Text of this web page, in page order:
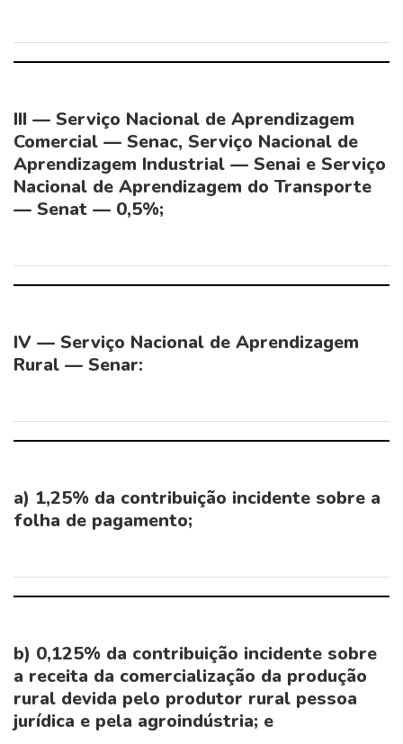
III — Serviço Nacional de Aprendizagem
Comercial — Senac, Serviço Nacional de
Aprendizagem Industrial — Senai e Serviço
Nacional de Aprendizagem do Transporte
— Senat — 0,5%;
IV — Serviço Nacional de Aprendizagem
Rural — Senar:
a) 1,25% da contribuição incidente sobre a
folha de pagamento;
b) 0,125% da contribuição incidente sobre
a receita da comercialização da produção
rural devida pelo produtor rural pessoa
jurídica e pela agroindústria; e